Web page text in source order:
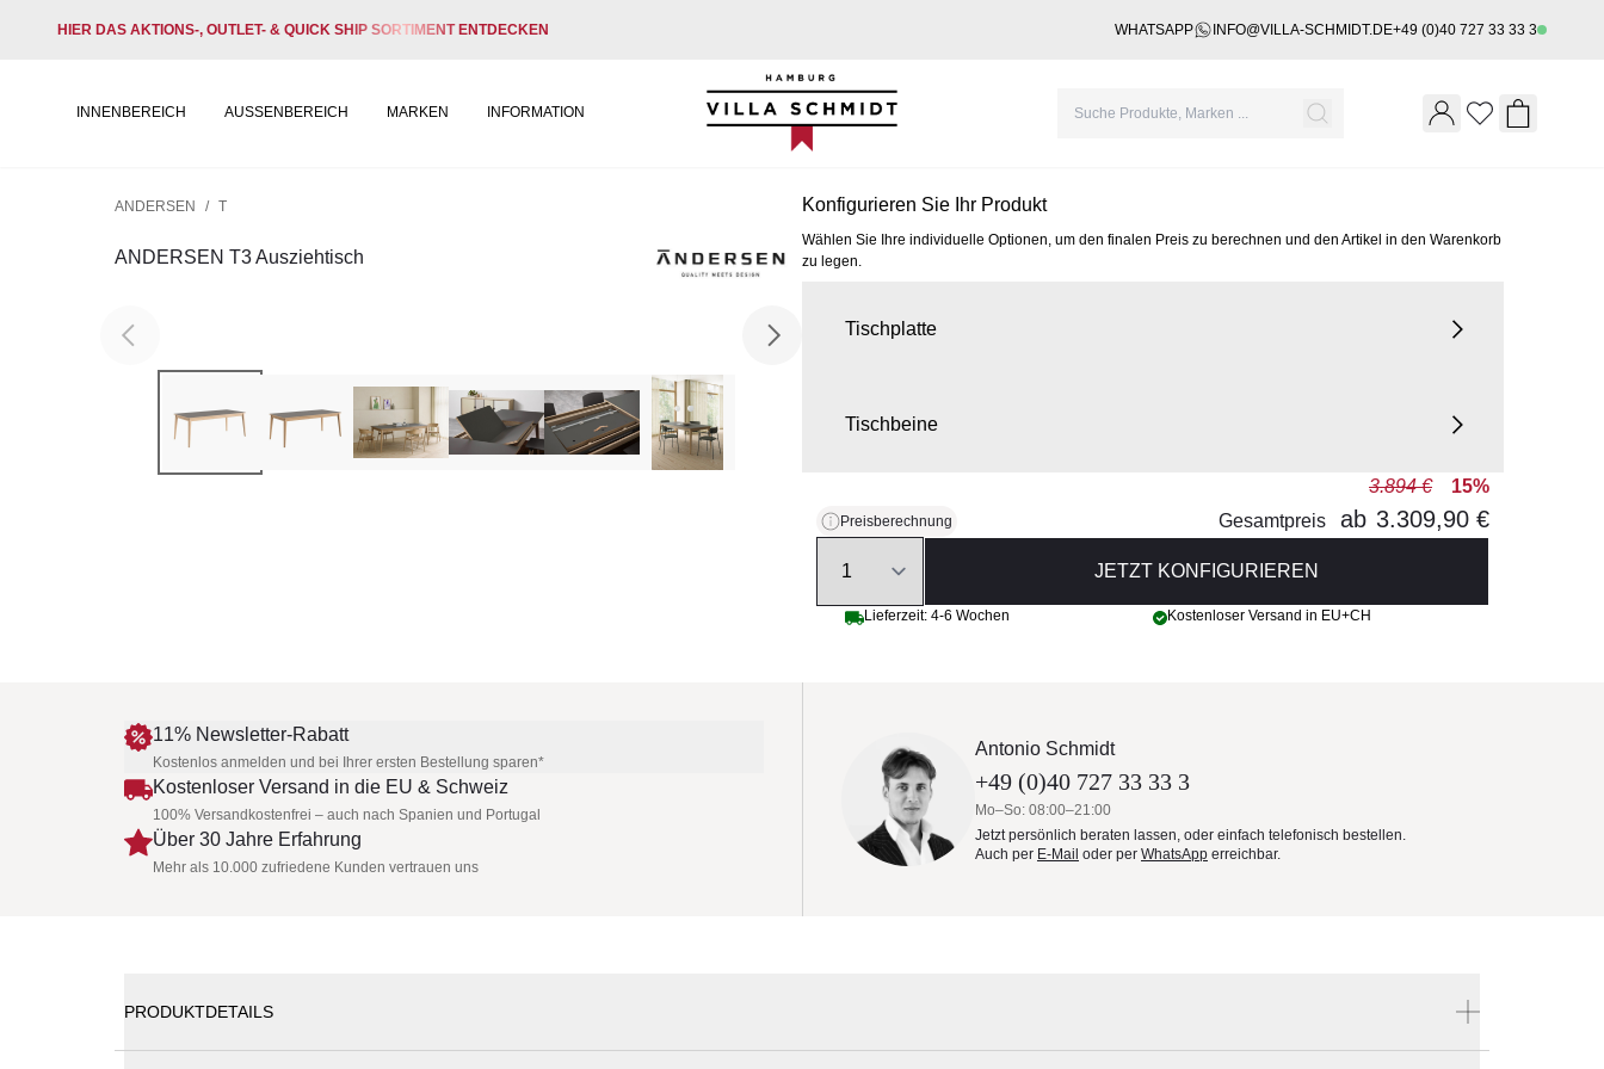
HIER DAS AKTIONS-, OUTLET- & QUICK SHIP SORTIMENT ENTDECKEN WHATSAPP INFO@VILLA-SCHMIDT.DE+49 (0)40 727 33 33 3
INNENBEREICH AUSSENBEREICH MARKEN INFORMATION
Villa Schmidt
Wishlist
ANDERSEN / T
ANDERSEN T3 Ausziehtisch
Konfigurieren Sie Ihr Produkt
Wählen Sie Ihre individuelle Optionen, um den finalen Preis zu berechnen und den Artikel in den Warenkorb
zu legen.
Tischplatte
Tischbeine
Preisberechnung
3.894 €
15%
Gesamtpreis
ab 3.309,90 €
JETZT KONFIGURIEREN
Lieferzeit: 4-6 Wochen Kostenloser Versand in EU+CH
11% Newsletter-Rabatt
Kostenlos anmelden und bei Ihrer ersten Bestellung sparen*
Kostenloser Versand in die EU & Schweiz
100% Versandkostenfrei – auch nach Spanien und Portugal
Über 30 Jahre Erfahrung
Mehr als 10.000 zufriedene Kunden vertrauen uns
Antonio Schmidt
+49 (0)40 727 33 33 3
Mo–So: 08:00–21:00
Jetzt persönlich beraten lassen, oder einfach telefonisch bestellen.
Auch per E-Mail oder per WhatsApp erreichbar.
PRODUKTDETAILS